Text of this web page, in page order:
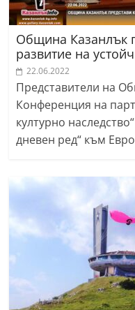
Община Казанлък
развитие на
22.06.2022
Представители на
Конференция на
културно
дневен ред“ към